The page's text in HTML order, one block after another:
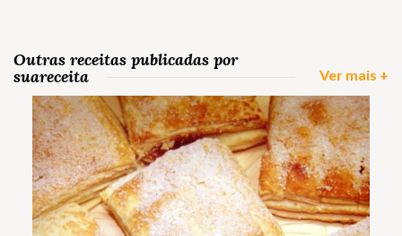
Outras receitas publicadas por
suareceita
Ver mais +